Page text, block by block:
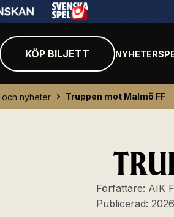
KÖP BILJETT NYHETER
och nyheter Truppen mot Malmö FF
Författare: AIK
Publicerad: